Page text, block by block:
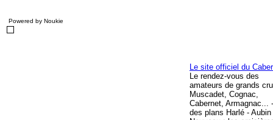
Powered by Noukie
Le site officiel du
Le rendez-vous des
amateurs de grands
Muscadet, Cognac,
Cabernet, Armagnac...
des plans Harlé -